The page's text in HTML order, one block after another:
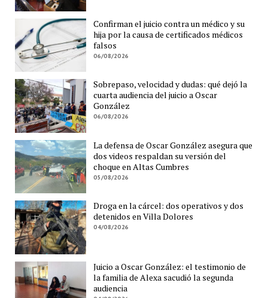
Confirman el juicio contra un médico y su
hija por la causa de certificados médicos
falsos
06/08/2026
Sobrepaso, velocidad y dudas: qué dejó la
cuarta audiencia del juicio a Oscar
González
06/08/2026
La defensa de Oscar González asegura que
dos videos respaldan su versión del
choque en Altas Cumbres
05/08/2026
Droga en la cárcel: dos operativos y dos
detenidos en Villa Dolores
04/08/2026
Juicio a Oscar González: el testimonio de
la familia de Alexa sacudió la segunda
audiencia